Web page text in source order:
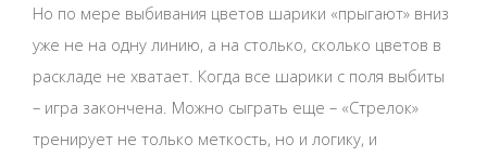
Но по мере выбивания цветов шарики «прыгают» вниз
уже не на одну линию, а на столько, сколько цветов в
раскладе не хватает. Когда все шарики с поля выбиты
– игра закончена. Можно сыграть еще – «Стрелок»
тренирует не только меткость, но и логику, и